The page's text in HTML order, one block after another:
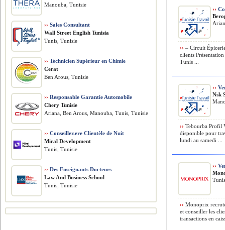
››
›› – Circuit
clients
Tunis ...
››
Nsk
›› Tebourba Profil
disponible pour
lundi au samedi ...
››
›› Monoprix
et conseiller les
transactions en
Manouba, Tunisie
›› Sales Consultant
Wall Street English Tunisia
Tunis, Tunisie
›› Technicien Supérieur en Chimie
Cerat
Ben Arous, Tunisie
›› Responsable Garantie Automobile
Chery Tunisie
Ariana, Ben Arous, Manouba, Tunis, Tunisie
›› Conseiller.ere Clientèle de Nuit
Miral Development
Tunis, Tunisie
›› Des Enseignants Docteurs
Law And Business School
Tunis, Tunisie